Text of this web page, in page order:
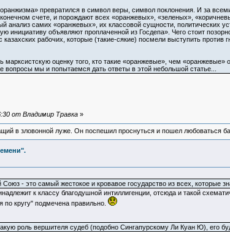
превратился в символ веры, символ поклонения. И за
счете, и порождают всех «оранжевых», «зеленых»,
самих «оранжевых», их классовой сущности, политических
инициативу объявляют проплаченной из Госдепа». Чего стоит
рабочих, которые (такие-сякие) посмели выступить против
марксистскую оценку того, кто такие «оранжевые», чем
вопросы мы и попытаемся дать ответы в этой небольшой статье...
от Владимир Травка»
в зловонной луже. Он поспешил проснуться и пошел любоваться
- это самый жестокое и кровавое государство из всех, которые
к классу благодушной интиллигенции, отсюда и такой
по кругу" подмечена правильно.
роль вершителя судеб (подобно Сингапурскому Ли Куан Ю), его